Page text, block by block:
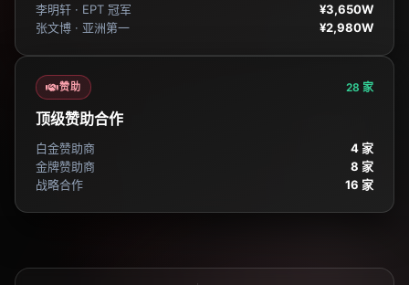
李明轩 · EPT 冠军
¥3,650W
张文博 · 亚洲第一
¥2,980W
赞助 28 家
顶级赞助合作
白金赞助商
4 家
金牌赞助商
8 家
战略合作
16 家